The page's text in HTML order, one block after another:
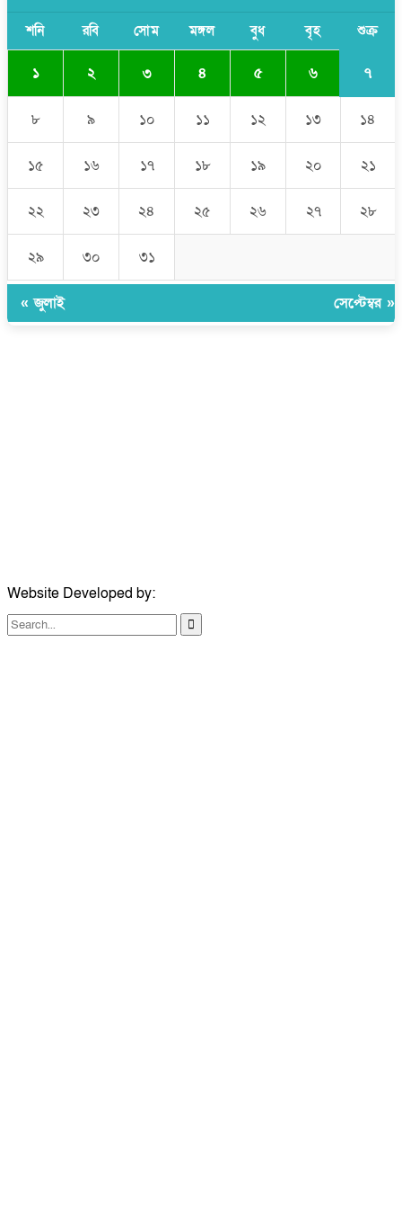
শনি রবি সোম মঙ্গল বুধ বৃহ শুক্র
১ ২ ৩ ৪ ৫ ৬ ৭
৮ ৯ ১০ ১১ ১২ ১৩ ১৪
১৫ ১৬ ১৭ ১৮ ১৯ ২০ ২১
২২ ২৩ ২৪ ২৫ ২৬ ২৭ ২৮
২৯ ৩০ ৩১
« জুলাই সেপ্টেম্বর »
Website Developed by: